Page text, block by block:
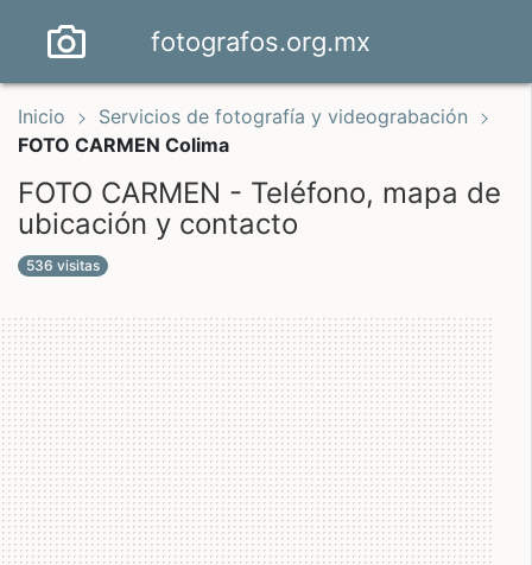
fotografos.org.mx
Inicio
Servicios de fotografía y videograbación
FOTO CARMEN Colima
FOTO CARMEN - Teléfono, mapa de
ubicación y contacto
536 visitas